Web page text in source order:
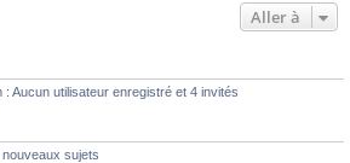
Aller à
Aucun utilisateur enregistré et 4 invités
sujets